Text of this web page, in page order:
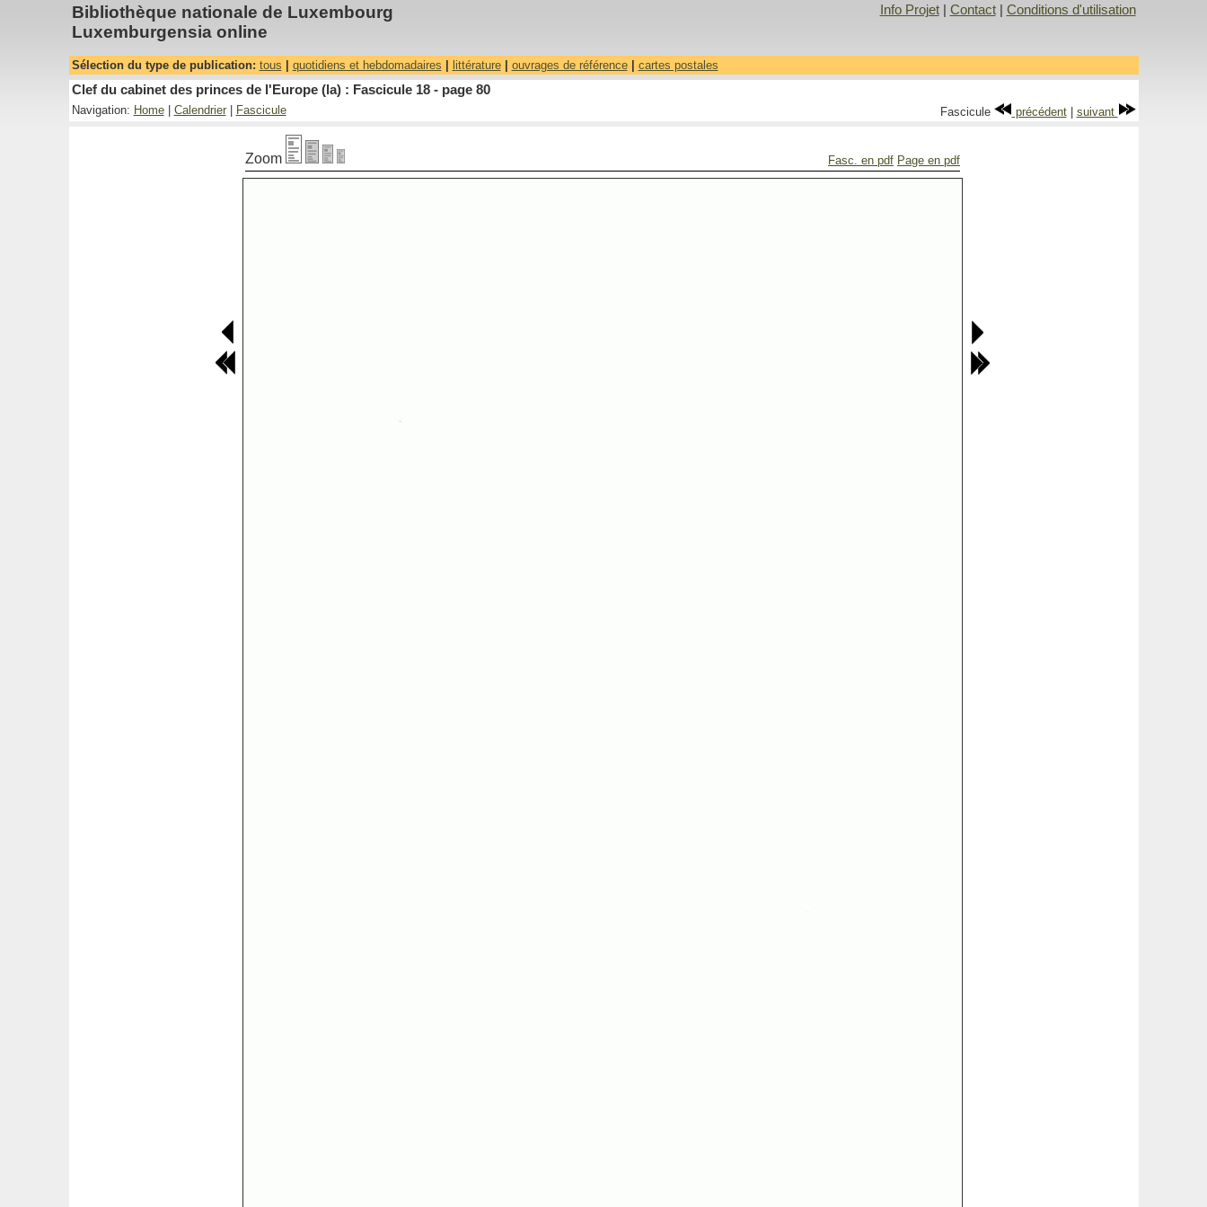
Bibliothèque nationale de Luxembourg
Luxemburgensia online
Info Projet| Contact| Conditions d'utilisation
Sélection du type de publication: tous quotidiens et hebdomadaires littérature| ouvrages de référence| cartes postales
Clef du cabinet des princes de l'Europe (la) : Fascicule 18 - page 80
Navigation: Home| Calendrier| Fascicule Fascicule précédent| suivant
Zoom Fasc. en pdf Page en pdf